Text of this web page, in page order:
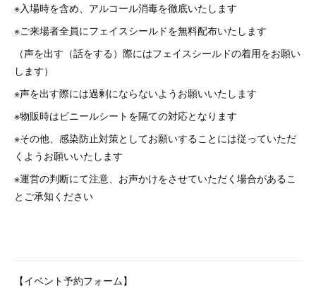
※入場時を含め、アルコール消毒を徹底いたします
※ご来場者全員にフェイスシールドを無料配布いたします
（声を出す（話をする）際にはフェイスシールドの着用をお願い
します）
※声を出す際には過剰にならないようお願いいたします
※物販時はビニールシートを隔ての対応となります
※その他、感染防止対策としてお願いすることには従っていただ
くようお願いいたします
※運営の判断にて注意、お声かけをさせていただく場合があるこ
とご承知ください
【イベント予約フォーム】